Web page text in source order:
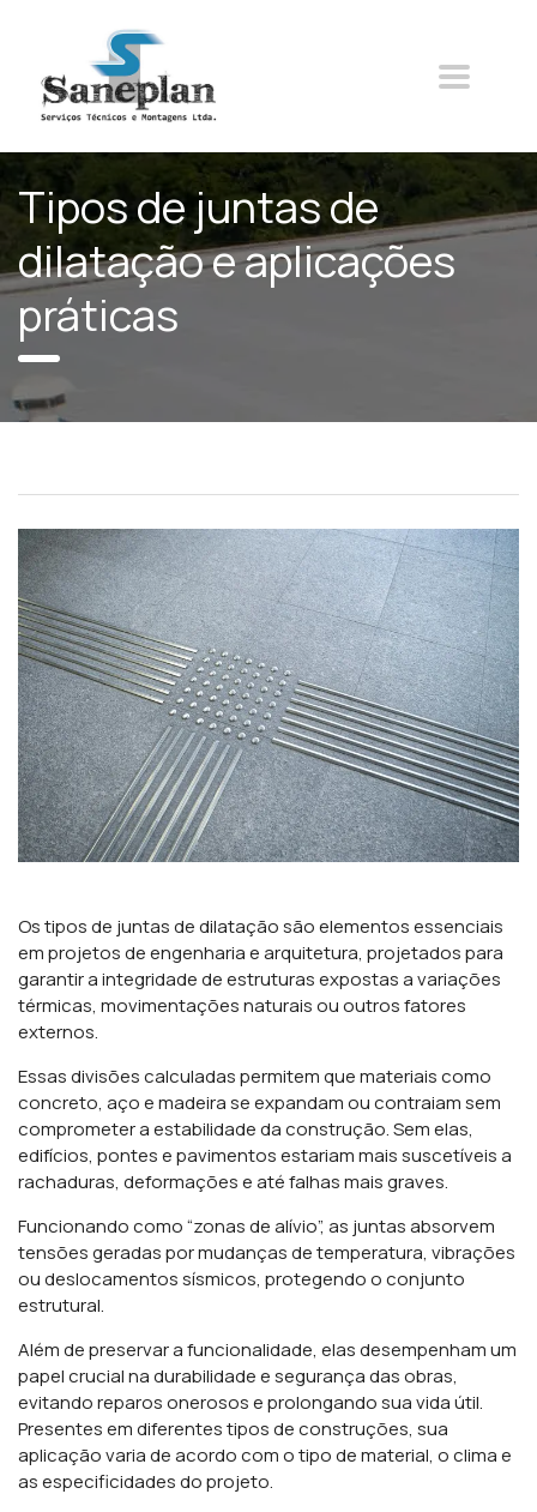
Tipos de juntas de
dilatação e aplicações
práticas
Os tipos de juntas de dilatação são elementos essenciais
em projetos de engenharia e arquitetura, projetados para
garantir a integridade de estruturas expostas a variações
térmicas, movimentações naturais ou outros fatores
externos.
Essas divisões calculadas permitem que materiais como
concreto, aço e madeira se expandam ou contraiam sem
comprometer a estabilidade da construção. Sem elas,
edifícios, pontes e pavimentos estariam mais suscetíveis a
rachaduras, deformações e até falhas mais graves.
Funcionando como “zonas de alívio”, as juntas absorvem
tensões geradas por mudanças de temperatura, vibrações
ou deslocamentos sísmicos, protegendo o conjunto
estrutural.
Além de preservar a funcionalidade, elas desempenham um
papel crucial na durabilidade e segurança das obras,
evitando reparos onerosos e prolongando sua vida útil.
Presentes em diferentes tipos de construções, sua
aplicação varia de acordo com o tipo de material, o clima e
as especificidades do projeto.